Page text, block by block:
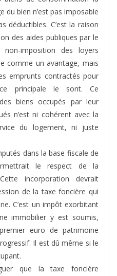
du bien n’est pas imposable
déductibles. C’est la raison
des aides publiques par le
imposition des loyers
comme un avantage, mais
emprunts contractés pour
principale le sont. Ce
biens occupés par leur
n’est ni cohérent avec la
du logement, ni juste
dans la base fiscale de
le respect de la
incorporation devrait
de la taxe foncière qui
C’est un impôt exorbitant
immobilier y est soumis,
euro de patrimoine
Il est dû même si le
que la taxe foncière